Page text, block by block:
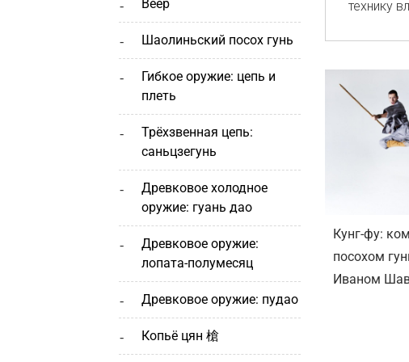
веер
шаолиньский посох гунь
гибкое оружие: цепь и
плеть
трёхзвенная цепь:
саньцзегунь
древковое холодное
оружие: гуань дао
древковое оружие:
лопата-полумесяц
древковое оружие: пудао
копьё цян 槍
технику
Кунг-фу:
посохом
Иваном